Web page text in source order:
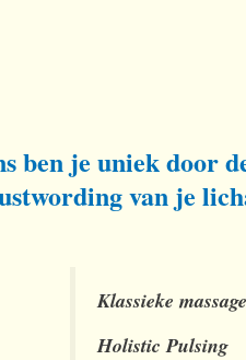
ben je uniek door
van je
Klassieke massage
Holistic Pulsing